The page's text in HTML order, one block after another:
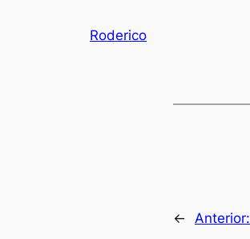
Roderico
← Anterior: